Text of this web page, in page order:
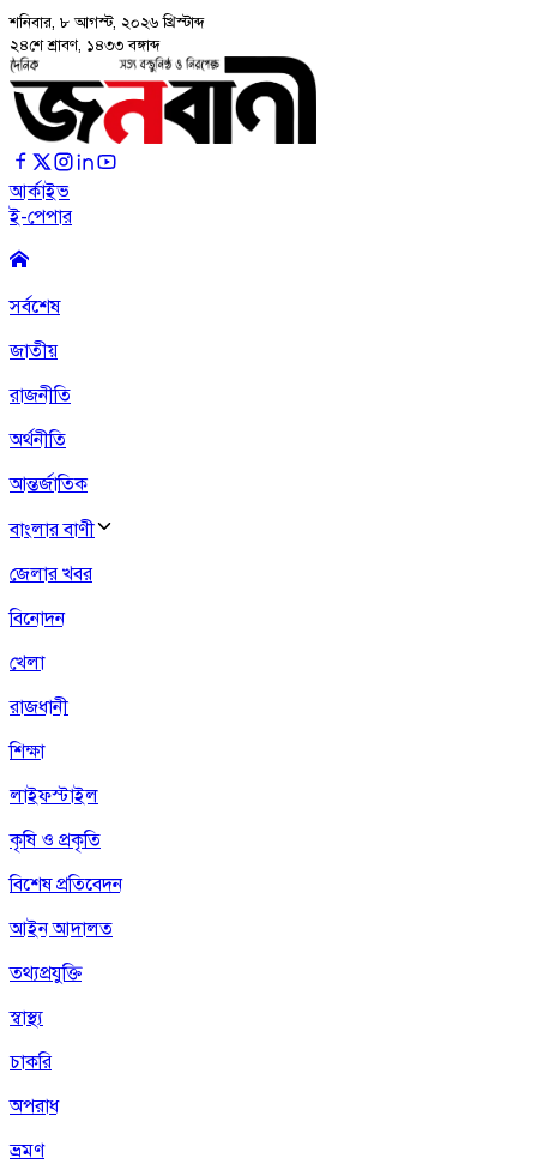
শনিবার, ৮ আগস্ট, ২০২৬ খ্রিস্টাব্দ
২৪শে শ্রাবণ, ১৪৩৩ বঙ্গাব্দ
আর্কাইভ
ই-পেপার
সর্বশেষ
জাতীয়
রাজনীতি
অর্থনীতি
আন্তর্জাতিক
বাংলার বাণী
জেলার খবর
বিনোদন
খেলা
রাজধানী
শিক্ষা
লাইফস্টাইল
কৃষি ও প্রকৃতি
বিশেষ প্রতিবেদন
আইন আদালত
তথ্যপ্রযুক্তি
স্বাস্থ্য
চাকরি
অপরাধ
ভ্রমণ